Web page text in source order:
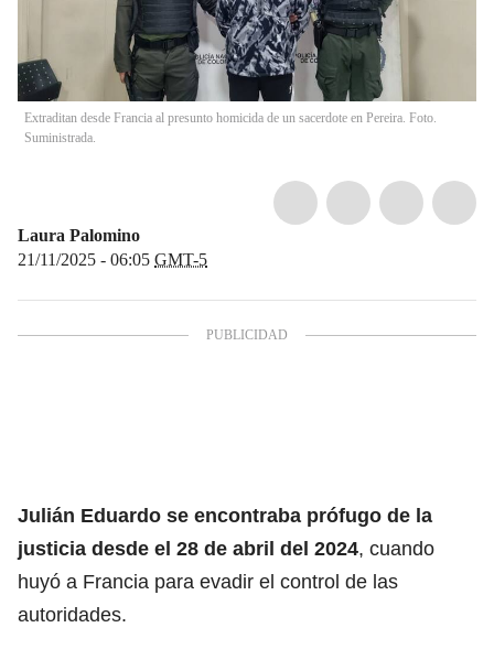
Extraditan desde Francia al presunto homicida de un sacerdote en Pereira. Foto.
Suministrada.
Laura Palomino
21/11/2025 - 06:05 GMT-5
Julián Eduardo se encontraba prófugo de la
justicia desde el 28 de abril del 2024, cuando
huyó a Francia para evadir el control de las
autoridades.